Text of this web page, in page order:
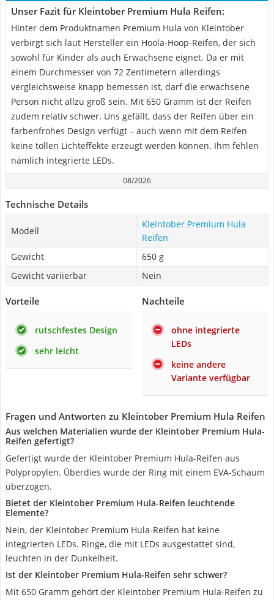
Unser Fazit für Kleintober Premium Hula Reifen:
Hinter dem Produktnamen Premium Hula von Kleintober
verbirgt sich laut Hersteller ein Hoola-Hoop-Reifen, der sich
sowohl für Kinder als auch Erwachsene eignet. Da er mit
einem Durchmesser von 72 Zentimetern allerdings
vergleichsweise knapp bemessen ist, darf die erwachsene
Person nicht allzu groß sein. Mit 650 Gramm ist der Reifen
zudem relativ schwer. Uns gefällt, dass der Reifen über ein
farbenfrohes Design verfügt – auch wenn mit dem Reifen
keine tollen Lichteffekte erzeugt werden können. Ihm fehlen
nämlich integrierte LEDs.
08/2026
Technische Details
Modell
Kleintober Premium Hula
Reifen
Gewicht
650 g
Gewicht variierbar
Nein
Vorteile
rutschfestes Design
sehr leicht
Nachteile
ohne integrierte
LEDs
keine andere
Variante verfügbar
Fragen und Antworten zu Kleintober Premium Hula Reifen
Aus welchen Materialien wurde der Kleintober Premium Hula-
Reifen gefertigt?
Gefertigt wurde der Kleintober Premium Hula-Reifen aus
Polypropylen. Überdies wurde der Ring mit einem EVA-Schaum
überzogen.
Bietet der Kleintober Premium Hula-Reifen leuchtende
Elemente?
Nein, der Kleintober Premium Hula-Reifen hat keine
integrierten LEDs. Ringe, die mit LEDs ausgestattet sind,
leuchten in der Dunkelheit.
Ist der Kleintober Premium Hula-Reifen sehr schwer?
Mit 650 Gramm gehört der Kleintober Premium Hula-Reifen zu